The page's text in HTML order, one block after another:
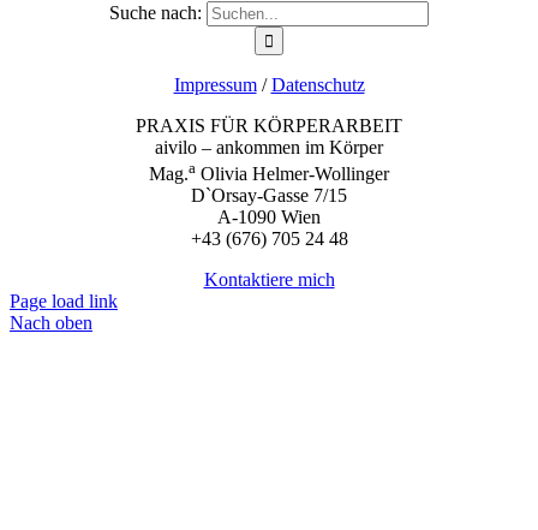
Suche nach:
Impressum/Datenschutz
PRAXIS FÜR KÖRPERARBEIT
aivilo – ankommen im Körper
Mag.a Olivia Helmer-Wollinger
D`Orsay-Gasse 7/15
A-1090 Wien
+43 (676) 705 24 48
Kontaktiere mich
Page load link
Nach oben